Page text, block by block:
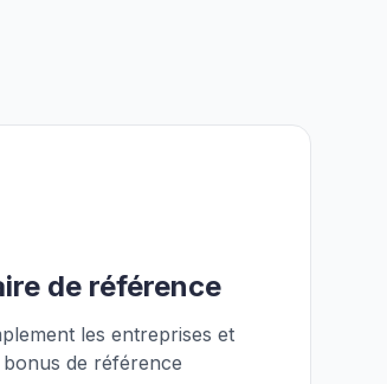
de référence
les entreprises et
bonus de référence